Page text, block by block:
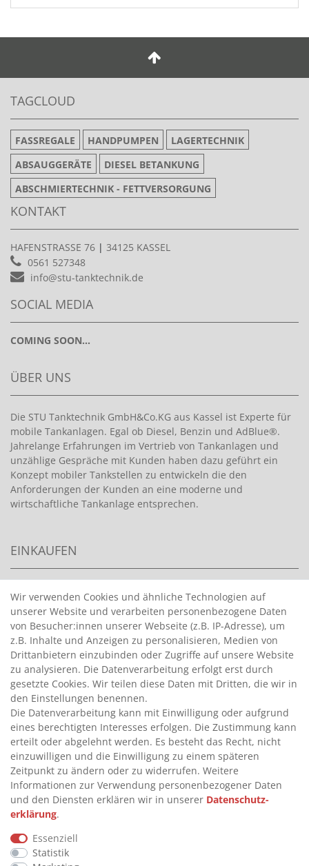
TAGCLOUD
FASSREGALE HANDPUMPEN
LAGERTECHNIK
ABSAUGGERÄTE
DIESEL BETANKUNG
ABSCHMIERTECHNIK - FETTVERSORGUNG
KONTAKT
HAFENSTRASSE 76 | 34125 KASSEL
0561 527348
info@stu-tanktechnik.de
SOCIAL MEDIA
COMING SOON...
ÜBER UNS
Die STU Tanktechnik GmbH&Co.KG aus Kassel ist Experte für
mobile Tankanlagen. Egal ob Diesel, Benzin und AdBlue®.
Jahrelange Erfahrungen im Vertrieb von Tankanlagen und
unzählige Gespräche mit Kunden haben dazu geführt ein
Konzept mobiler Tankstellen zu entwickeln die den
Anforderungen der Kunden an eine moderne und
wirtschaftliche Tankanlage entsprechen.
EINKAUFEN
HANDPUMPEN FÜR BENZIN
>
HANDPUMPEN FÜR ÖLE
>
TANKANLAGEN
>
ADBLUE® BETANKUNG
INFORMATIONEN
>
FAQ
>
VERTRAG WIDERRUFEN
>
WIDERRUFSRECHT
>
WIDERRUFSFORMULAR
IMPRESSUM
>
DATENSCHUTZERKLÄRUNG
Wir verwenden Cookies und ähnliche Technologien auf
unserer Website und verarbeiten personenbezogene Daten
von Besucher:innen unserer Webseite (z.B. IP-Adresse), um
z.B. Inhalte und Anzeigen zu personalisieren, Medien von
Drittanbietern einzubinden oder Zugriffe auf unsere Website
zu analysieren. Die Datenverarbeitung erfolgt erst durch
gesetzte Cookies. Wir teilen diese Daten mit Dritten, die wir in
den Einstellungen benennen.
Die Datenverarbeitung kann mit Einwilligung oder aufgrund
eines berechtigten Interesses erfolgen. Die Zustimmung kann
erteilt oder abgelehnt werden. Es besteht das Recht, nicht
einzuwilligen und die Einwilligung zu einem späteren
Zeitpunkt zu ändern oder zu widerrufen. Weitere
Informationen zur Verwendung personenbezogener Daten
und den Diensten erklären wir in unserer Daten­schutz­
erklärung.
Essenziell
Statistik